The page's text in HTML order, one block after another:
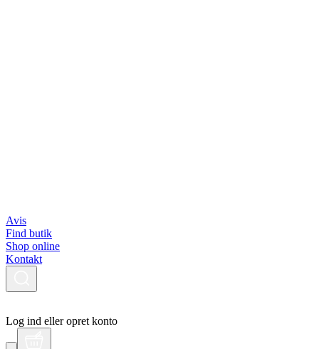
Avis
Find butik
Shop online
Kontakt
Log ind eller opret konto